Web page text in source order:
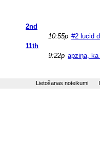
2nd
10:55p #2 lucid
11th
9:22p apziņa,
Lietošanas noteikumi